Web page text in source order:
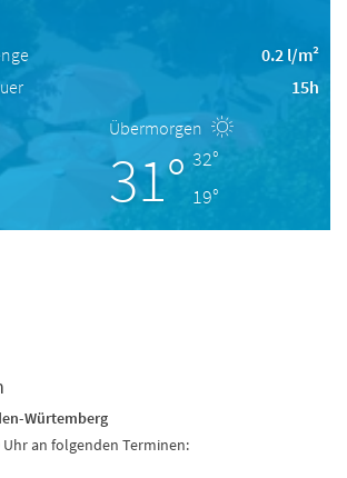
0.2 l/m²
15h
Übermorgen
31° 32°
19°
Würtemberg
an folgenden Terminen: